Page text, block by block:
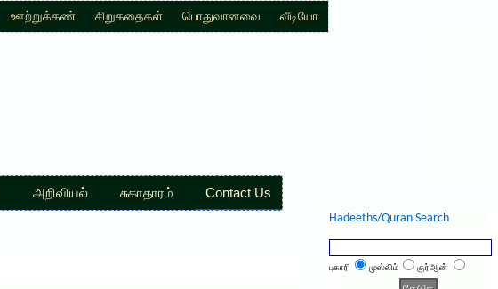
ஊற்றுக்கண் சிறுகதைகள் பொதுவானவை வீடியோ
அறிவியல் சுகாதாரம் Contact Us
Hadeeths/Quran Search
புகாரி முஸ்லிம் குர்ஆன்